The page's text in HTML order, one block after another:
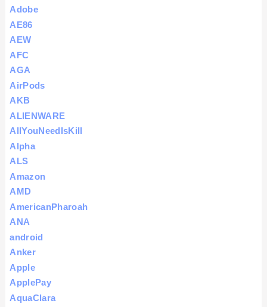
Adobe
AE86
AEW
AFC
AGA
AirPods
AKB
ALIENWARE
AllYouNeedIsKill
Alpha
ALS
Amazon
AMD
AmericanPharoah
ANA
android
Anker
Apple
ApplePay
AquaClara